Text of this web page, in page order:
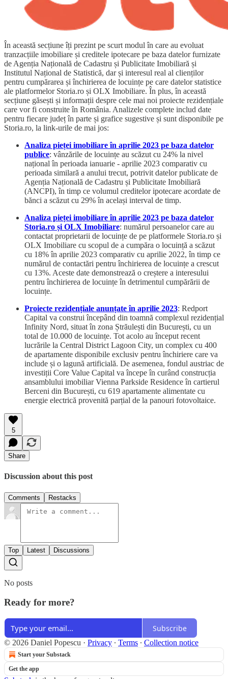
În această secțiune îți prezint pe scurt modul în care au evoluat
tranzacțiile imobiliare și creditele ipotecare pe baza datelor furnizate
de Agenția Națională de Cadastru și Publicitate Imobiliară și
Institutul Național de Statistică, dar și interesul real al clienților
pentru cumpărarea și închirierea de locuințe pe care datelor statistice
ale platformelor Storia.ro și OLX Imobiliare. În plus, în această
secțiune găsești și informații despre cele mai noi proiecte rezidențiale
care vor fi construite în România. Analizele complete includ date
pentru fiecare județ în parte și grafice sugestive și sunt disponibile pe
Storia.ro, la link-urile de mai jos:
Analiza pieței imobiliare în aprilie 2023 pe baza datelor
publice: vânzările de locuințe au scăzut cu 24% la nivel
național în perioada ianuarie - aprilie 2023 comparativ cu
perioada similară a anului trecut, potrivit datelor publicate de
Agenția Națională de Cadastru și Publicitate Imobiliară
(ANCPI), în timp ce volumul creditelor ipotecare acordate de
bănci a scăzut cu 29% în același interval de timp.
Analiza pieței imobiliare în aprilie 2023 pe baza datelor
Storia.ro și OLX Imobiliare: numărul persoanelor care au
contactat proprietarii de locuințe de pe platformele Storia.ro și
OLX Imobiliare cu scopul de a cumpăra o locuință a scăzut
cu 18% în aprilie 2023 comparativ cu aprilie 2022, în timp ce
numărul de contactări pentru închirierea de locuințe a crescut
cu 13%. Aceste date demonstrează o creștere a interesului
pentru închirierea de locuințe în detrimentul cumpărării de
locuințe.
Proiecte rezidențiale anunțate în aprilie 2023: Redport
Capital va construi începând din toamnă complexul rezidențial
Infinity Nord, situat în zona Ștrăulești din București, cu un
total de 10.000 de locuințe. Tot acolo au început recent
lucrările la Central District Lagoon City, un complex cu 400
de apartamente disponibile exclusiv pentru închiriere care va
include și o lagună artificială. De asemenea, fondul austriac de
investiții Core Value Capital va începe în curând construcția
ansamblului imobiliar Vienna Parkside Residence în cartierul
Berceni din București, cu 619 apartamente alimentate cu
energie electrică provenită parțial de la panouri fotovoltaice.
5
Share
Discussion about this post
Comments Restacks
Top Latest Discussions
No posts
Ready for more?
Subscribe
© 2026 Daniel Popescu · Privacy ∙ Terms ∙ Collection notice
Start your Substack
Get the app